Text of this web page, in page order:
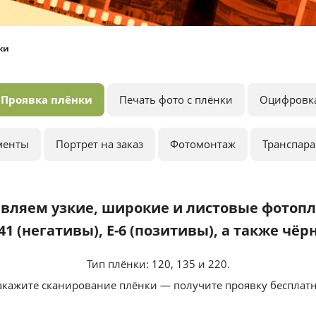
Проявка плёнки Печать фото с плёнки
Портрет на заказ Фотомонтаж
узкие, широкие и листовые
(негативы), E-6 (позитивы), а также
Тип плёнки: 120, 135 и 220.
сканирование плёнки — получите проявку